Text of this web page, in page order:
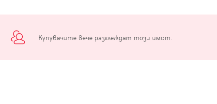
Купувачите вече разглеждат този имот.